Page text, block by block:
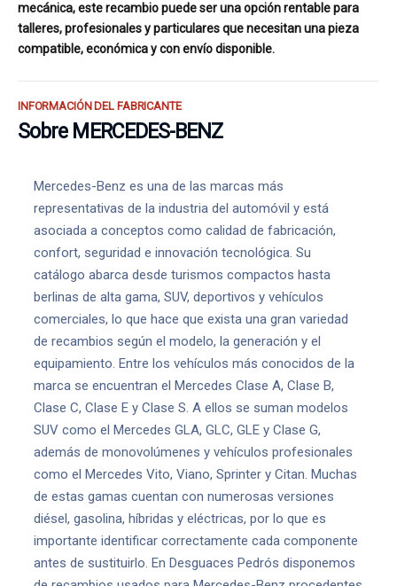
mecánica, este recambio puede ser una opción rentable para
talleres, profesionales y particulares que necesitan una pieza
compatible, económica y con envío disponible.
INFORMACIÓN DEL FABRICANTE
Sobre MERCEDES-BENZ
Mercedes-Benz es una de las marcas más
representativas de la industria del automóvil y está
asociada a conceptos como calidad de fabricación,
confort, seguridad e innovación tecnológica. Su
catálogo abarca desde turismos compactos hasta
berlinas de alta gama, SUV, deportivos y vehículos
comerciales, lo que hace que exista una gran variedad
de recambios según el modelo, la generación y el
equipamiento. Entre los vehículos más conocidos de la
marca se encuentran el Mercedes Clase A, Clase B,
Clase C, Clase E y Clase S. A ellos se suman modelos
SUV como el Mercedes GLA, GLC, GLE y Clase G,
además de monovolúmenes y vehículos profesionales
como el Mercedes Vito, Viano, Sprinter y Citan. Muchas
de estas gamas cuentan con numerosas versiones
diésel, gasolina, híbridas y eléctricas, por lo que es
importante identificar correctamente cada componente
antes de sustituirlo. En Desguaces Pedrós disponemos